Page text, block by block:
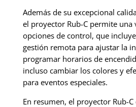
Además de su excepcional
el proyector Rub-C permite una
opciones de control, que
gestión remota para ajustar la
programar horarios de
incluso cambiar los colores y
para eventos especiales.
En resumen, el proyector Rub-